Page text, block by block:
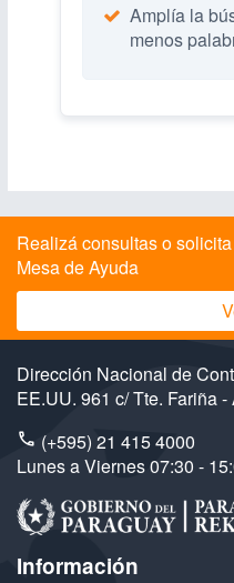
Amplía la
menos
Realizá consultas o
Mesa de Ayuda
Dirección Nacional de
EE.UU. 961 c/ Tte. Fariña
(+595) 21 415 4000
Lunes a Viernes 07:30 -
Información